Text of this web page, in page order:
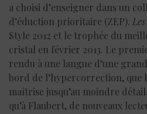
a choisi d’enseigner dans un
d’éduction prioritaire (ZEP).
Style 2012 et le trophée du
cristal en février 2013. Le
rendu à une langue d’une
bord de l’hypercorrection, que
maîtrise jusqu’au moindre
qu’à Flaubert, de nouveaux